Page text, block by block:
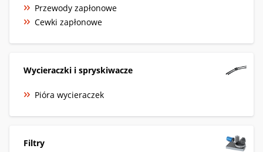
Przewody zapłonowe
Cewki zapłonowe
Wycieraczki i spryskiwacze
Pióra wycieraczek
Filtry